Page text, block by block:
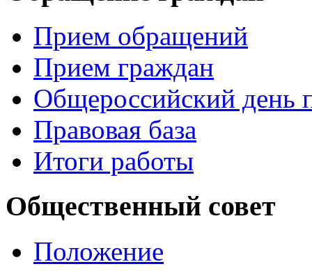
Прием обращений
Прием граждан
Общероссийский день
Правовая база
Итоги работы
Общественный совет
Положение